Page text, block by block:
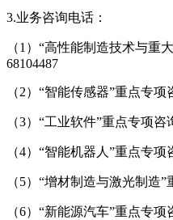
3.业务咨询电话：
（1）“高性能制造技术与重
68104487
（2）“智能传感器”重点专项
（3）“工业软件”重点专项咨
（4）“智能机器人”重点专项
（5）“增材制造与激光制造
（6）“新能源汽车”重点专项